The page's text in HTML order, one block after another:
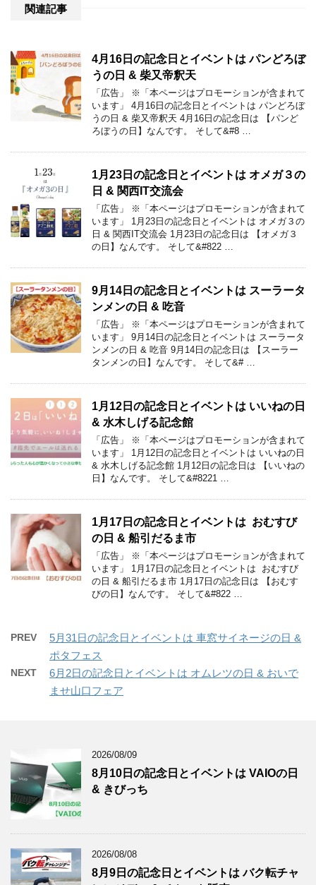
関連記事
4月16日の記念日とイベントは パンどろぼ
うの日 & 柴又帝釈天
「広告」 ※「本ページはプロモーションが含まれて
います」 4月16日の記念日とイベントは パンどろぼ
うの日 & 柴又帝釈天 4月16日の記念日は 【パンど
ろぼうの日】なんです。 そして&#8 …
1月23日の記念日とイベントは オメガ３の
日 & 関西IT交流会
「広告」 ※「本ページはプロモーションが含まれて
います」 1月23日の記念日とイベントは オメガ３の
日 & 関西IT交流会 1月23日の記念日は 【オメガ３
の日】なんです。 そして&#822 …
9月14日の記念日とイベントは スーラータ
ンメンの日 & 吃音
「広告」 ※「本ページはプロモーションが含まれて
います」 9月14日の記念日とイベントは スーラータ
ンメンの日 & 吃音 9月14日の記念日は 【スーラー
タンメンの日】なんです。 そして&# …
1月12日の記念日とイベントは いいねの日
& 水木しげる記念館
「広告」 ※「本ページはプロモーションが含まれて
います」 1月12日の記念日とイベントは いいねの日
& 水木しげる記念館 1月12日の記念日は 【いいねの
日】なんです。 そして&#8221 …
1月17日の記念日とイベントは おむすび
の日 & 船引だるま市
「広告」 ※「本ページはプロモーションが含まれて
います」 1月17日の記念日とイベントは おむすび
の日 & 船引だるま市 1月17日の記念日は 【おむす
びの日】なんです。 そして&#822 …
PREV
5月31日の記念日とイベントは 車窓サイネージの日 &
ポタフェス
NEXT
6月2日の記念日とイベントは オムレツの日 & おいで
ませ山口フェア
2026/08/09
8月10日の記念日とイベントは VAIOの日
& きびっち
2026/08/08
8月9日の記念日とイベントは バク転チャ